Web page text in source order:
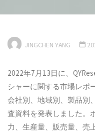
JINGCHEN YANG
2022年7月13日に、
シャーに関する市場レポ
会社別、地域別、製品別
査資料を発表しました。
力、生産量、販売量、売